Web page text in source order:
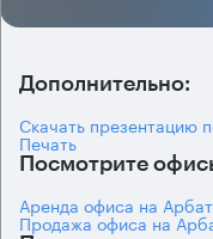
Дополнительно:
Скачать презентацию
Печать
Посмотрите
Аренда офиса на
Продажа офиса на